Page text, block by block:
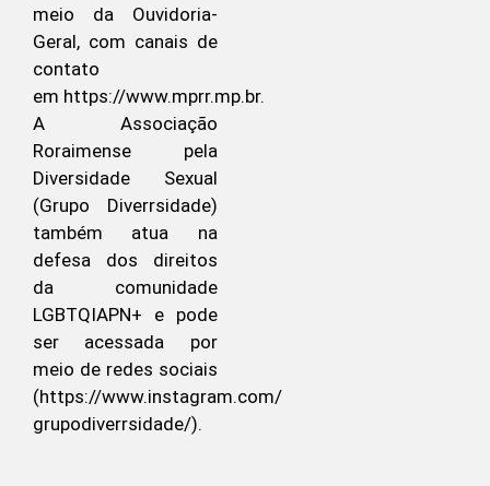
meio da Ouvidoria-
Geral, com canais de
contato
em https://www.mprr.mp.br.
A Associação
Roraimense pela
Diversidade Sexual
(Grupo Diverrsidade)
também atua na
defesa dos direitos
da comunidade
LGBTQIAPN+ e pode
ser acessada por
meio de redes sociais
(https://www.instagram.com/
grupodiverrsidade/).